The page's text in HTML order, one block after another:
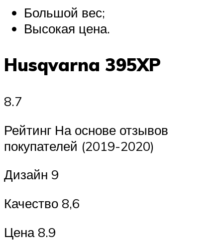
Большой вес;
Высокая цена.
Husqvarna 395XP
8.7
Рейтинг На основе отзывов
покупателей (2019-2020)
Дизайн 9
Качество 8,6
Цена 8.9